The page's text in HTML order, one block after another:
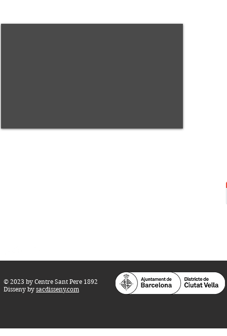
© 2023 by Centre Sant Pere 1892
Disseny by sacdisseny.com